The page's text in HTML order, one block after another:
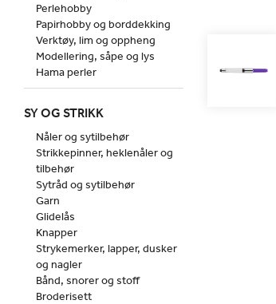
Perlehobby
Papirhobby og borddekking
Verktøy, lim og oppheng
Modellering, såpe og lys
Hama perler
SY OG STRIKK
Nåler og sytilbehør
Strikkepinner, heklenåler og
tilbehør
Sytråd og sytilbehør
Garn
Glidelås
Knapper
Strykemerker, lapper, dusker
og nagler
Bånd, snorer og stoff
Broderisett